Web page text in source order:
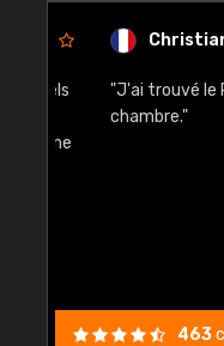
Christian
"J'ai trouvé le
chambre."
463